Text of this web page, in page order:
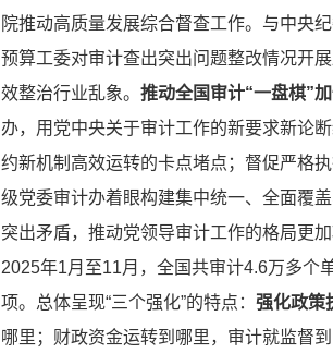
院推动高质量发展综合督查工作。与中央
预算工委对审计查出突出问题整改情况开
效整治行业乱象。 推动全国审计“一盘棋”加
办，用党中央关于审计工作的新要求新论
约新机制高效运转的卡点堵点；督促严格
级党委审计办着眼构建集中统一、全面覆
突出矛盾，推动党领导审计工作的格局更
2025年1月至11月，全国共审计4.6万多个
项。总体呈现“三个强化”的特点： 强化政策
哪里；财政资金运转到哪里，审计就监督到